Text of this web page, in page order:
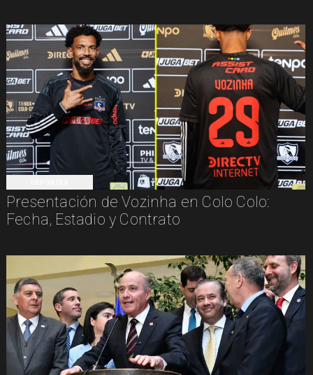
Presentación de Vozinha en Colo Colo:
Fecha, Estadio y Contrato